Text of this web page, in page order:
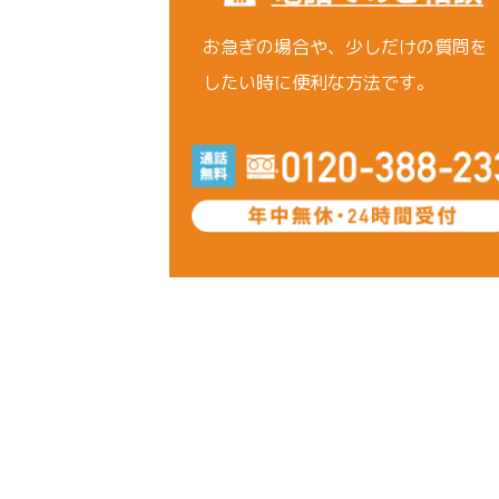
お急ぎの場合や、少しだけの質問を
したい時に便利な方法です。